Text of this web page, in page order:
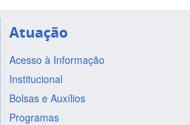
Atuação
Acesso à Informação
Institucional
Bolsas e Auxílios
Programas